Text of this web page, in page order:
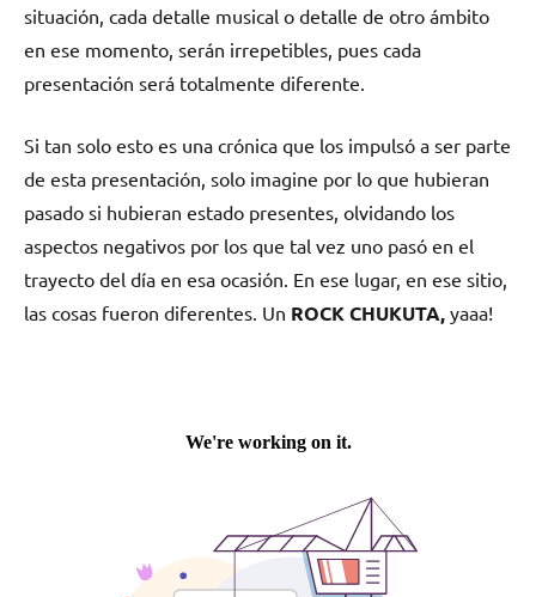
situación, cada detalle musical o detalle de otro ámbito
en ese momento, serán irrepetibles, pues cada
presentación será totalmente diferente.
Si tan solo esto es una crónica que los impulsó a ser parte
de esta presentación, solo imagine por lo que hubieran
pasado si hubieran estado presentes, olvidando los
aspectos negativos por los que tal vez uno pasó en el
trayecto del día en esa ocasión. En ese lugar, en ese sitio,
las cosas fueron diferentes. Un ROCK CHUKUTA, yaaa!